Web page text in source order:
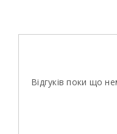
Відгуків поки що